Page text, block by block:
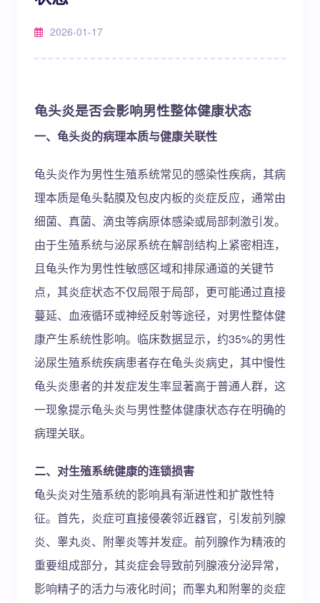
2026-01-17
龟头炎是否会影响男性整体健康状态
一、龟头炎的病理本质与健康关联性
龟头炎作为男性生殖系统常见的感染性疾病，其病
理本质是龟头黏膜及包皮内板的炎症反应，通常由
细菌、真菌、滴虫等病原体感染或局部刺激引发。
由于生殖系统与泌尿系统在解剖结构上紧密相连，
且龟头作为男性性敏感区域和排尿通道的关键节
点，其炎症状态不仅局限于局部，更可能通过直接
蔓延、血液循环或神经反射等途径，对男性整体健
康产生系统性影响。临床数据显示，约35%的男性
泌尿生殖系统疾病患者存在龟头炎病史，其中慢性
龟头炎患者的并发症发生率显著高于普通人群，这
一现象提示龟头炎与男性整体健康状态存在明确的
病理关联。
二、对生殖系统健康的连锁损害
龟头炎对生殖系统的影响具有渐进性和扩散性特
征。首先，炎症可直接侵袭邻近器官，引发前列腺
炎、睾丸炎、附睾炎等并发症。前列腺作为精液的
重要组成部分，其炎症会导致前列腺液分泌异常，
影响精子的活力与液化时间；而睾丸和附睾的炎症